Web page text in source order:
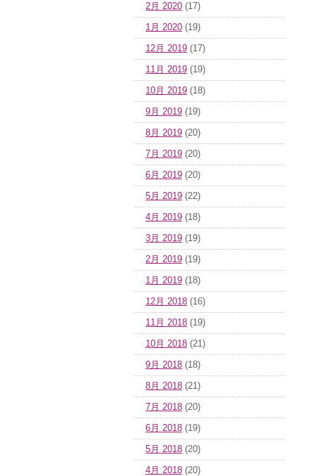
2月 2020 (17)
1月 2020 (19)
12月 2019 (17)
11月 2019 (19)
10月 2019 (18)
9月 2019 (19)
8月 2019 (20)
7月 2019 (20)
6月 2019 (20)
5月 2019 (22)
4月 2019 (18)
3月 2019 (19)
2月 2019 (19)
1月 2019 (18)
12月 2018 (16)
11月 2018 (19)
10月 2018 (21)
9月 2018 (18)
8月 2018 (21)
7月 2018 (20)
6月 2018 (19)
5月 2018 (20)
4月 2018 (20)